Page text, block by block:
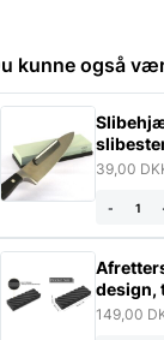
kunne også
39,00
-
design,
149,00